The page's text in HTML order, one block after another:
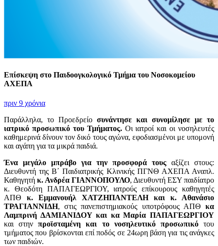
Επίσκεψη στο Παιδοογκολογικό Τμήμα του Νοσοκομείου
ΑΧΕΠΑ
πριν 9 χρόνια
Παράλληλα, το Προεδρείο συνάντησε και συνομίλησε με το
ιατρικό προσωπικό του Τμήματος.Οι ιατροί και οι νοσηλευτές
καθημερινά δίνουν τον δικό τους αγώνα, εφοδιασμένοι με υπομονή
και αγάπη για τα μικρά παιδιά.
Ένα μεγάλο μπράβο για την προσφορά τους αξίζει στους:
Διευθυντή της Β΄ Παιδιατρικής Κλινικής ΠΓΝΘ ΑΧΕΠΑ Αναπλ.
Καθηγητή κ. Ανδρέα ΓΙΑΝΝΟΠΟΥΛΟ, Διευθυντή ΕΣΥ παιδίατρο
κ. Θεοδότη ΠΑΠΑΓΕΩΡΓΙΟΥ, ιατρούς επίκουρους καθηγητές
ΑΠΘ κ. Εμμανουήλ ΧΑΤΖΗΠΑΝΤΕΛΗ και κ. Αθανάσιο
ΤΡΑΓΙΑΝΝΙΔΗ, στις πανεπιστημιακούς υποτρόφους ΑΠΘ κα
Λαμπρινή ΔΑΜΙΑΝΙΔΟΥ και κα Μαρία ΠΑΠΑΓΕΩΡΓΙΟΥ
και στηνπροϊσταμένη και το νοσηλευτικό προσωπικότου
τμήματος που βρίσκονται επί ποδός σε 24ωρη βάση για τις ανάγκες
των παιδιών.